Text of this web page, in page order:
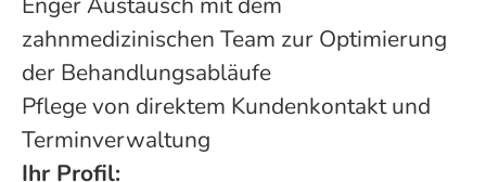
zahnmedizinischen Team zur Optimierung
der Behandlungsabläufe
Pflege von direktem Kundenkontakt und
Terminverwaltung
Ihr Profil: